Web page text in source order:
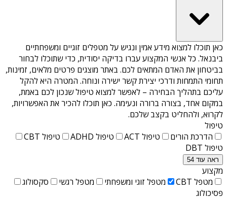
כאן תוכלו למצוא מידע אמין ונגיש על מטפלים זוגיים ומשפחתיים
ביבנאל. כל אנשי המקצוע עברו בדיקה יסודית, כדי שתוכלו לבחור
בביטחון את האדם המתאים לכם. באתר מוצגים פרטים מלאים, זמינות,
תחומי התמחות ודרכי יצירת קשר ישירה ונוחה. המטרה היא להקל
עליכם בתהליך הבחירה – לאפשר למצוא טיפול שנכון לכם באמת,
במקום אחד, בצורה ברורה ונעימה. כאן תוכלו להכיר את האפשרויות,
לקרוא, ולהחליט בקצב שלכם.
טיפול
הדרכת הורים
טיפול ACT טיפול ADHD
טיפול CBT
טיפול DBT
ראה עוד 54
מקצוע
מטפל CBT
מטפל זוגי ומשפחתי מטפל רגשי
סקסולוג
פסיכולוג